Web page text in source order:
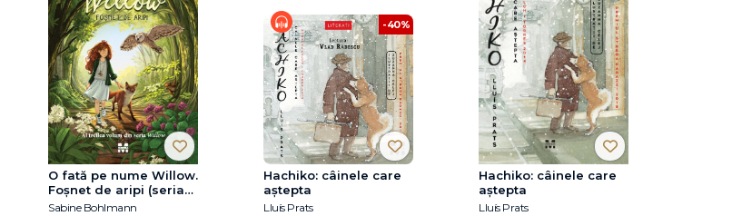
O fată pe nume Willow.
Foșnet de aripi (seria
Willow, vol.3)
Sabine Bohlmann
-40%
Hachiko: câinele care
aştepta
Lluís Prats
Hachiko: câinele care
aştepta
Lluís Prats